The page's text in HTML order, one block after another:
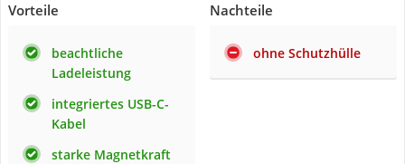
Vorteile
beachtliche
Ladeleistung
integriertes USB-C-
Kabel
starke Magnetkraft
Nachteile
ohne Schutzhülle